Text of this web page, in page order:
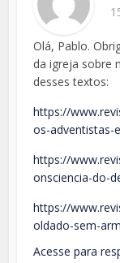
Olá, Pablo.
da igreja sobre
desses textos:
https://
os-adventistas-
https://
onsciencia-do-
https://
oldado-sem-
Acesse para